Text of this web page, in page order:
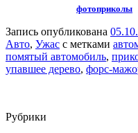
фотоприколы
Запись опубликована
Авто, Ужас с метками
помятый автомобиль,
упавшее дерево, форс-
Рубрики